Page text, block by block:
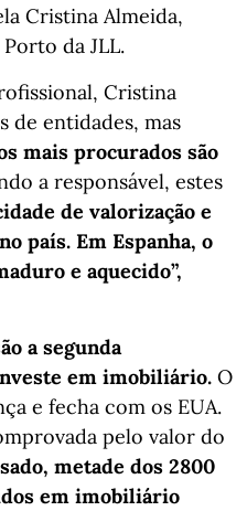
Cristina Almeida,
da JLL.
Cristina
de entidades, mas
mais procurados são
a responsável, estes
de valorização e
país. Em Espanha, o
e aquecido”,
a segunda
em imobiliário. O
e fecha com os EUA.
pelo valor do
metade dos 2800
em imobiliário